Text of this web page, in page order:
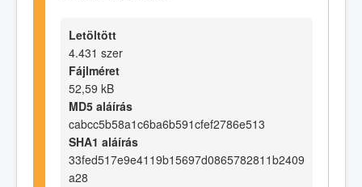
Letöltött
4.431 szer
Fájlméret
52,59 kB
MD5 aláírás
cabcc5b58a1c6ba6b591cfef2786e513
SHA1 aláírás
33fed517e9e4119b15697d0865782811b2409
a28